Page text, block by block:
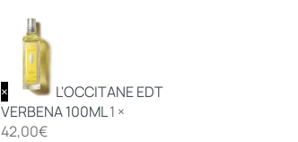
×
L'OCCITANE EDT
VERBENA 100ML1 ×
42,00€